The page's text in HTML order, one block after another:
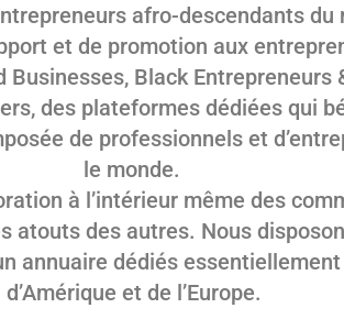
afro-descendants
et de promotion aux
Businesses, Black Entrepreneurs
des plateformes dédiées qui
de professionnels et
le monde.
à l’intérieur même des
des autres. Nous
annuaire dédiés
d’Amérique et de l’Europe.